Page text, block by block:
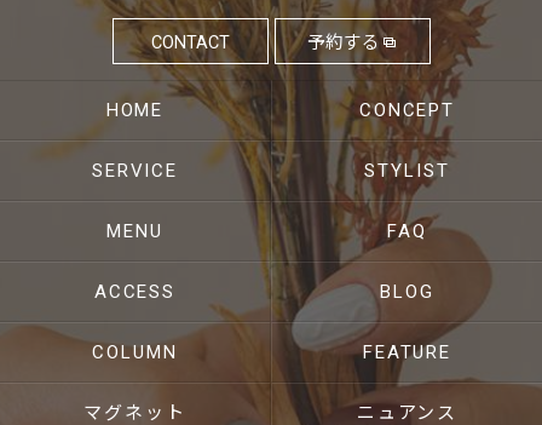
CONTACT 予約する
HOME CONCEPT
SERVICE STYLIST
MENU FAQ
ACCESS BLOG
COLUMN FEATURE
マグネット ニュアンス